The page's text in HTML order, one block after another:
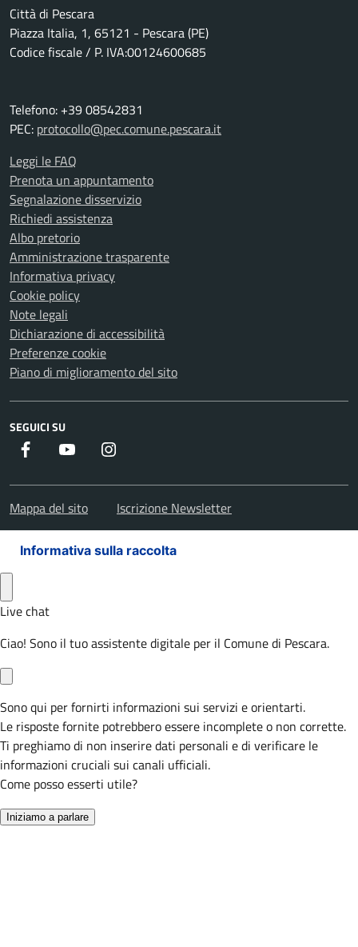
Città di Pescara
Piazza Italia, 1, 65121 - Pescara (PE)
Codice fiscale / P. IVA:00124600685
Telefono: +39 08542831
PEC: protocollo@pec.comune.pescara.it
Leggi le FAQ
Prenota un appuntamento
Segnalazione disservizio
Richiedi assistenza
Albo pretorio
Amministrazione trasparente
Informativa privacy
Cookie policy
Note legali
Dichiarazione di accessibilità
Preferenze cookie
Piano di miglioramento del sito
SEGUICI SU
Facebook Youtube
Mappa del sito Iscrizione Newsletter
Informativa sulla raccolta